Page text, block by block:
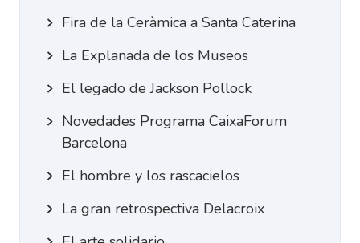
Fira de la Ceràmica a Santa Caterina
La Explanada de los Museos
El legado de Jackson Pollock
Novedades Programa CaixaForum
Barcelona
El hombre y los rascacielos
La gran retrospectiva Delacroix